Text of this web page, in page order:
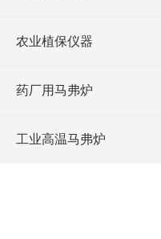
农业植保仪器
药厂用马弗炉
工业高温马弗炉